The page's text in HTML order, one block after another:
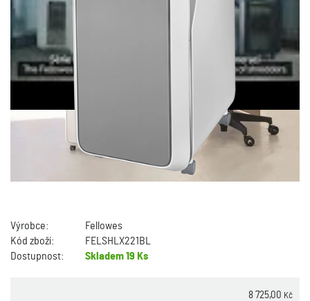
Výrobce:
Fellowes
Kód zboží:
FELSHLX221BL
Dostupnost:
Skladem19 Ks
8 725,00 Kč